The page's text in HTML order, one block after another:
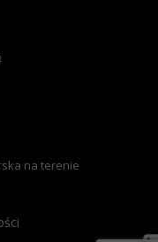
na terenie